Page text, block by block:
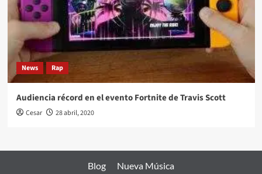
News Rap
Audiencia récord en el evento Fortnite de Travis Scott
Cesar 28 abril, 2020
Blog Nueva Música